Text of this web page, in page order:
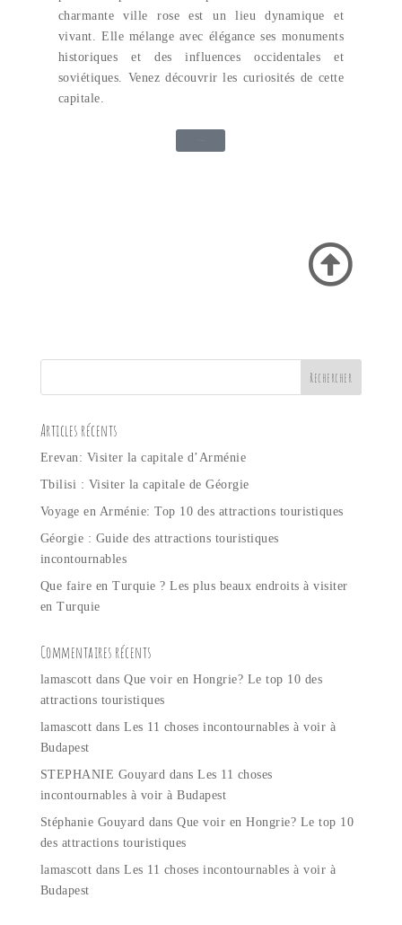
charmante ville rose est un lieu dynamique et
vivant. Elle mélange avec élégance ses monuments
historiques et des influences occidentales et
soviétiques. Venez découvrir les curiosités de cette
capitale.
Articles récents
Erevan: Visiter la capitale d’Arménie
Tbilisi : Visiter la capitale de Géorgie
Voyage en Arménie: Top 10 des attractions touristiques
Géorgie : Guide des attractions touristiques
incontournables
Que faire en Turquie ? Les plus beaux endroits à visiter
en Turquie
Commentaires récents
lamascott dansQue voir en Hongrie? Le top 10 des
attractions touristiques
lamascott dansLes 11 choses incontournables à voir à
Budapest
STEPHANIE Gouyard dansLes 11 choses
incontournables à voir à Budapest
Stéphanie Gouyard dansQue voir en Hongrie? Le top 10
des attractions touristiques
lamascott dansLes 11 choses incontournables à voir à
Budapest